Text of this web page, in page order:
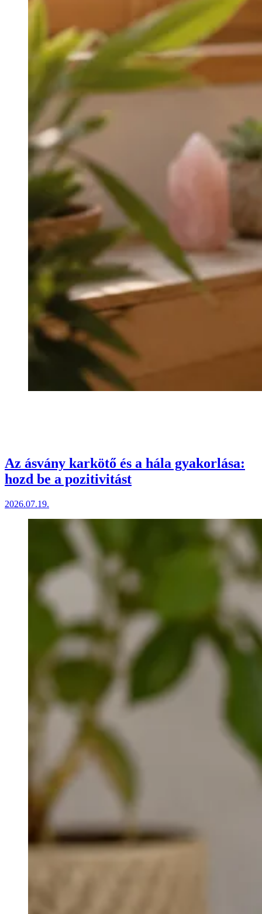
Az ásvány karkötő és a hála gyakorlása:
hozd be a pozitivitást
2026.07.19.